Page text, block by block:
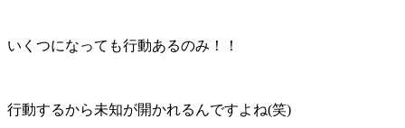
いくつになっても行動あるのみ！！
行動するから未知が開かれるんですよね(笑)